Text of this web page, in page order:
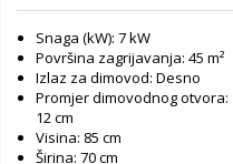
Snaga (kW): 7 kW
Površina zagrijavanja: 45 m²
Izlaz za dimovod: Desno
Promjer dimovodnog otvora:
12 cm
Visina: 85 cm
Širina: 70 cm